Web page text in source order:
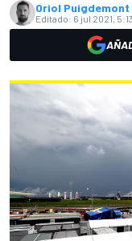
Oriol Puigdemont
Editado: 6 jul 2021, 5:13